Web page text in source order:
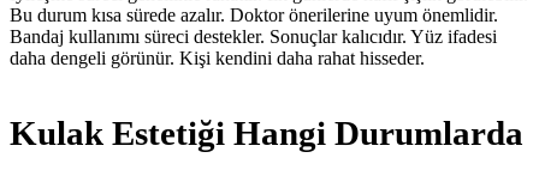
Bu durum kısa sürede azalır. Doktor önerilerine uyum önemlidir.
Bandaj kullanımı süreci destekler. Sonuçlar kalıcıdır. Yüz ifadesi
daha dengeli görünür. Kişi kendini daha rahat hisseder.
Kulak Estetiği Hangi Durumlarda